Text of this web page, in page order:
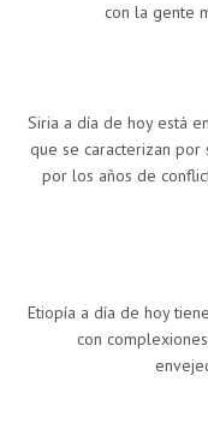
con la gente
Siria a día de hoy está
que se caracterizan por
por los años de
Etiopía a día de hoy
con